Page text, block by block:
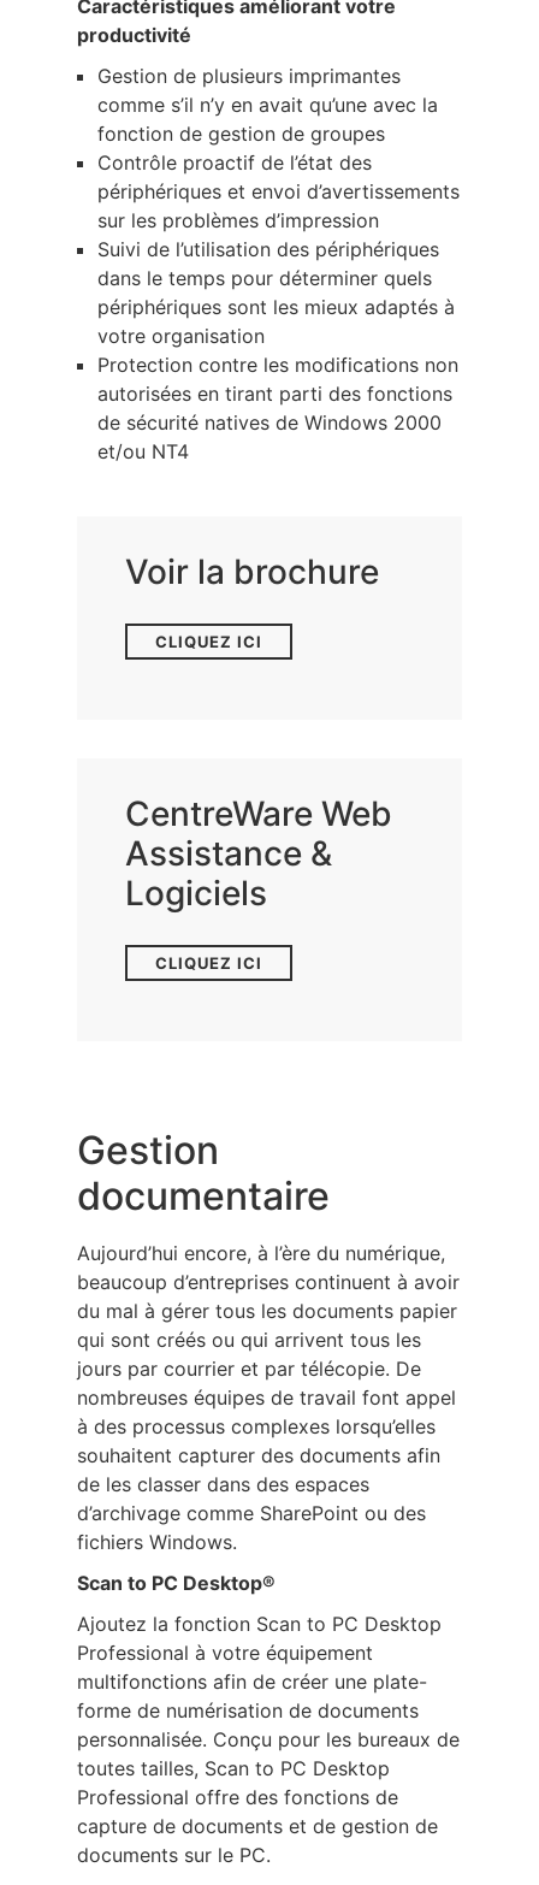
Caractéristiques améliorant votre
productivité
Gestion de plusieurs imprimantes
comme s’il n’y en avait qu’une avec la
fonction de gestion de groupes
Contrôle proactif de l’état des
périphériques et envoi d’avertissements
sur les problèmes d’impression
Suivi de l’utilisation des périphériques
dans le temps pour déterminer quels
périphériques sont les mieux adaptés à
votre organisation
Protection contre les modifications non
autorisées en tirant parti des fonctions
de sécurité natives de Windows 2000
et/ou NT4
Voir la brochure
CLIQUEZ ICI
CentreWare Web
Assistance &
Logiciels
CLIQUEZ ICI
Gestion
documentaire
Aujourd’hui encore, à l’ère du numérique,
beaucoup d’entreprises continuent à avoir
du mal à gérer tous les documents papier
qui sont créés ou qui arrivent tous les
jours par courrier et par télécopie. De
nombreuses équipes de travail font appel
à des processus complexes lorsqu’elles
souhaitent capturer des documents afin
de les classer dans des espaces
d’archivage comme SharePoint ou des
fichiers Windows.
Scan to PC Desktop®
Ajoutez la fonction Scan to PC Desktop
Professional à votre équipement
multifonctions afin de créer une plate-
forme de numérisation de documents
personnalisée. Conçu pour les bureaux de
toutes tailles, Scan to PC Desktop
Professional offre des fonctions de
capture de documents et de gestion de
documents sur le PC.